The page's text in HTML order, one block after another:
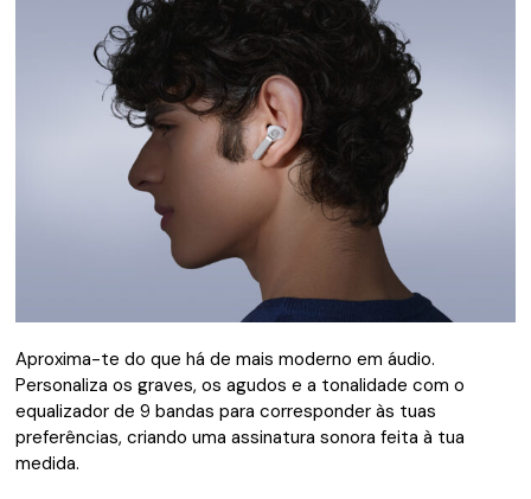
Aproxima-te do que há de mais moderno em áudio.
Personaliza os graves, os agudos e a tonalidade com o
equalizador de 9 bandas para corresponder às tuas
preferências, criando uma assinatura sonora feita à tua
medida.